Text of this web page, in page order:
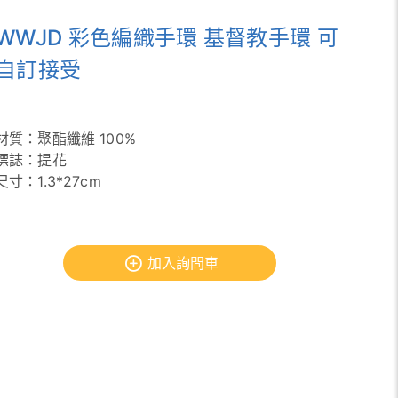
彩色編織手環 基督教手環 可
訂接受
質：聚酯纖維 100%
誌：提花
寸：1.3*27cm
加入詢問車